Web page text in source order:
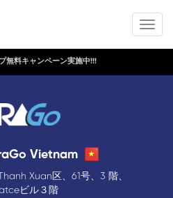
無料キャンペーン実施中!!!
Vietnam
Xuan区、61号、3 階、
ビル３階